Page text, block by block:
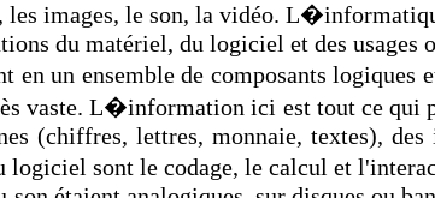
les images, le son, la vidéo.
du matériel, du logiciel et des
en un ensemble de composants
vaste. L�information ici est tout ce qui
(chiffres, lettres, monnaie, textes),
logiciel sont le codage, le calcul et